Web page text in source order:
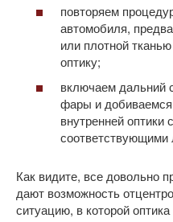
повторяем
автомобиля,
или плотной
оптику;
включаем дальний
фары и
внутренней оптики
соответствующими
Как видите, все довольно
дают возможность
ситуацию, в которой